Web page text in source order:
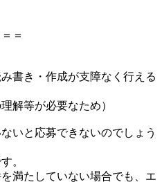
＝
書き・作成が支障なく行える
解等が必要なため）
いと応募できないのでしょう
。
満たしていない場合でも、エ